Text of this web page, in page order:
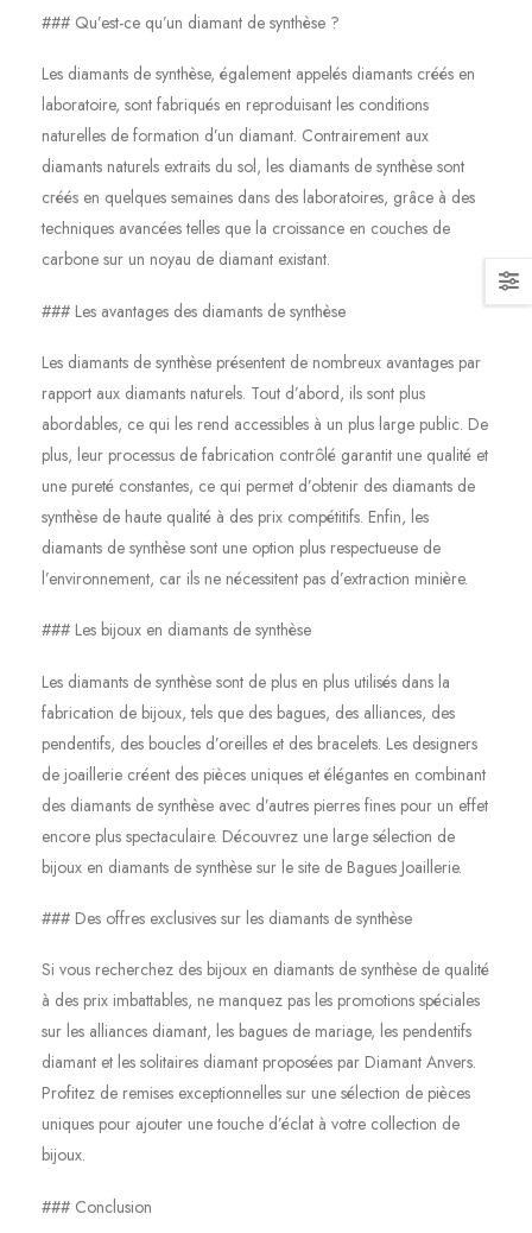
### Qu’est-ce qu’un diamant de synthèse ?
Les diamants de synthèse, également appelés diamants créés en
laboratoire, sont fabriqués en reproduisant les conditions
naturelles de formation d’un diamant. Contrairement aux
diamants naturels extraits du sol, les diamants de synthèse sont
créés en quelques semaines dans des laboratoires, grâce à des
techniques avancées telles que la croissance en couches de
carbone sur un noyau de diamant existant.
### Les avantages des diamants de synthèse
Les diamants de synthèse présentent de nombreux avantages par
rapport aux diamants naturels. Tout d’abord, ils sont plus
abordables, ce qui les rend accessibles à un plus large public. De
plus, leur processus de fabrication contrôlé garantit une qualité et
une pureté constantes, ce qui permet d’obtenir des diamants de
synthèse de haute qualité à des prix compétitifs. Enfin, les
diamants de synthèse sont une option plus respectueuse de
l’environnement, car ils ne nécessitent pas d’extraction minière.
### Les bijoux en diamants de synthèse
Les diamants de synthèse sont de plus en plus utilisés dans la
fabrication de bijoux, tels que des bagues, des alliances, des
pendentifs, des boucles d’oreilles et des bracelets. Les designers
de joaillerie créent des pièces uniques et élégantes en combinant
des diamants de synthèse avec d’autres pierres fines pour un effet
encore plus spectaculaire. Découvrez une large sélection de
bijoux en diamants de synthèse sur le site de Bagues Joaillerie.
### Des offres exclusives sur les diamants de synthèse
Si vous recherchez des bijoux en diamants de synthèse de qualité
à des prix imbattables, ne manquez pas les promotions spéciales
sur les alliances diamant, les bagues de mariage, les pendentifs
diamant et les solitaires diamant proposées par Diamant Anvers.
Profitez de remises exceptionnelles sur une sélection de pièces
uniques pour ajouter une touche d’éclat à votre collection de
bijoux.
### Conclusion